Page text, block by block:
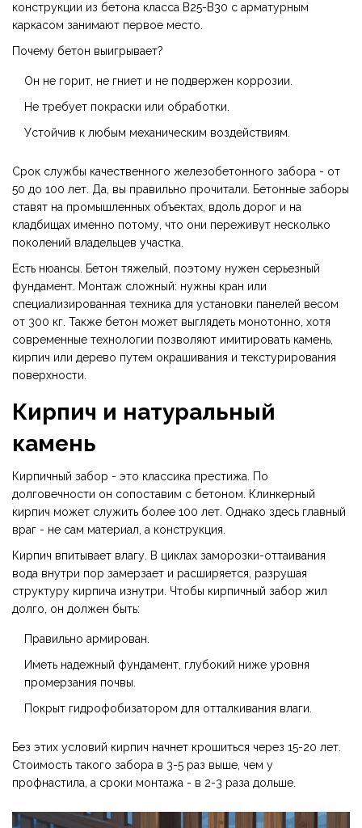
конструкции из бетона класса B25-B30 с арматурным
каркасом занимают первое место.
Почему бетон выигрывает?
Он не горит, не гниет и не подвержен коррозии.
Не требует покраски или обработки.
Устойчив к любым механическим воздействиям.
Срок службы качественного железобетонного забора - от
50 до 100 лет. Да, вы правильно прочитали. Бетонные заборы
ставят на промышленных объектах, вдоль дорог и на
кладбищах именно потому, что они переживут несколько
поколений владельцев участка.
Есть нюансы. Бетон тяжелый, поэтому нужен серьезный
фундамент. Монтаж сложный: нужны кран или
специализированная техника для установки панелей весом
от 300 кг. Также бетон может выглядеть монотонно, хотя
современные технологии позволяют имитировать камень,
кирпич или дерево путем окрашивания и текстурирования
поверхности.
Кирпич и натуральный
камень
Кирпичный забор - это классика престижа. По
долговечности он сопоставим с бетоном. Клинкерный
кирпич может служить более 100 лет. Однако здесь главный
враг - не сам материал, а конструкция.
Кирпич впитывает влагу. В циклах заморозки-оттаивания
вода внутри пор замерзает и расширяется, разрушая
структуру кирпича изнутри. Чтобы кирпичный забор жил
долго, он должен быть:
Правильно армирован.
Иметь надежный фундамент, глубокий ниже уровня
промерзания почвы.
Покрыт гидрофобизатором для отталкивания влаги.
Без этих условий кирпич начнет крошиться через 15-20 лет.
Стоимость такого забора в 3-5 раз выше, чем у
профнастила, а сроки монтажа - в 2-3 раза дольше.